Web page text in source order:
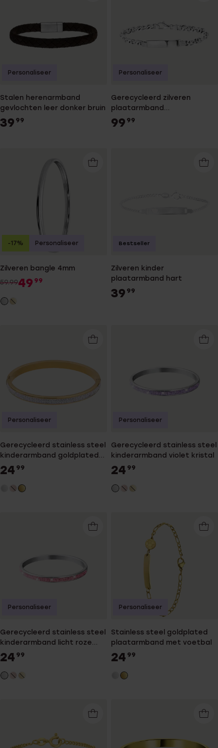
Stalen herenarmband
gevlochten leer donker bruin
39 99
Personaliseer
Gerecycleerd zilveren
plaatarmband
gourmetschakel.
99 99
Personaliseer
Zilveren bangle 4mm
59.9949 99
-17% Personaliseer
Zilveren kinder
plaatarmband hart
39 99
Bestseller
Gerecycleerd stainless steel
kinderarmband goldplated
wit kristal
24 99
Personaliseer
Gerecycleerd stainless steel
kinderarmband violet kristal
24 99
Personaliseer
Gerecycleerd stainless steel
kinderarmband licht roze
kristal
24 99
Personaliseer
Stainless steel goldplated
plaatarmband met voetbal
24 99
Personaliseer